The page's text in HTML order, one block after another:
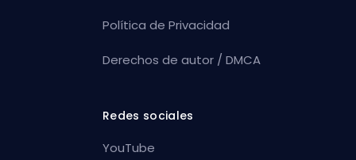
Política de Privacidad
Derechos de autor / DMCA
Redes sociales
YouTube